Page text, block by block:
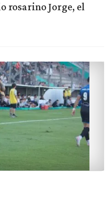
rosarino Jorge, el